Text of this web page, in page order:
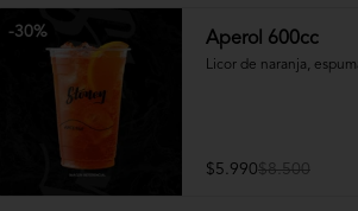
-30% Aperol 600cc
Licor de naranja,
$5.990$8.500